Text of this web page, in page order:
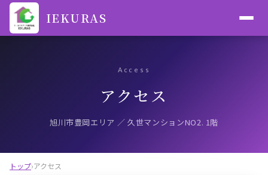
IEKURAS
Access
アクセス
旭川市豊岡エリア ／ 久世マンションNO2. 1階
トップ›アクセス